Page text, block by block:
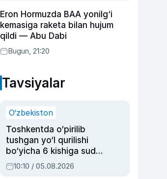
Eron Hormuzda BAA yonilg‘i
kemasiga raketa bilan hujum
qildi — Abu Dabi
Bugun, 21:20
Tavsiyalar
O‘zbekiston
Toshkentda o‘pirilib
tushgan yo‘l qurilishi
bo‘yicha 6 kishiga sud
hukmi o‘qildi
10:10 / 05.08.2026